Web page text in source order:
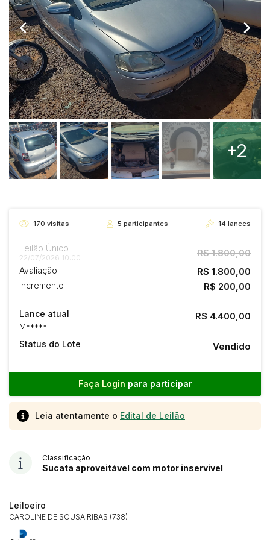
+2
170 visitas 5 participantes 14 lances
Leilão Único
22/07/2026 10:00 R$ 1.800,00
Avaliação R$ 1.800,00
Incremento R$ 200,00
Lance atual
M*****
R$ 4.400,00
Status do Lote Vendido
Faça Login para participar
Leia atentamente o Edital de Leilão
Classificação
Sucata aproveitável com motor inservivel
Leiloeiro
CAROLINE DE SOUSA RIBAS (738)